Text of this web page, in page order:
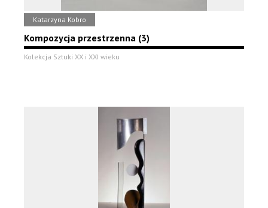
Katarzyna Kobro
Kompozycja przestrzenna (3)
Kolekcja Sztuki XX i XXI wieku